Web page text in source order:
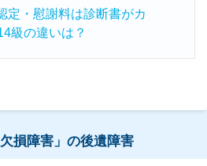
定・慰謝料は診断書がカ
級の違いは？
損障害」の後遺障害